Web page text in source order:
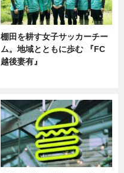
棚田を耕す女子サッカーチー
ム。地域とともに歩む 『FC
越後妻有』